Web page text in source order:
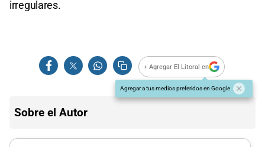
irregulares.
+ Agregar El Litoral en
Agregar a tus medios preferidos en Google
Sobre el Autor